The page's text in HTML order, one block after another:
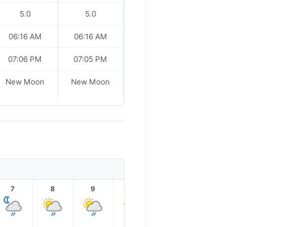
5.0
06:16 AM
07:06 PM
New Moon
5.0
06:16 AM
07:05 PM
New Moon
7 8 9